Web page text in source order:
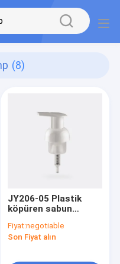
(8)
JY206-05 Plastik
köpüren sabun
sabun dağıtıcı pompa
Fiyat:negotiable
Son Fiyat alın